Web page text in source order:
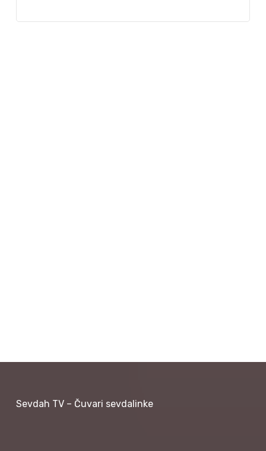
Sevdah TV – Čuvari sevdalinke